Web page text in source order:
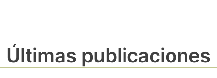
Últimas publicaciones